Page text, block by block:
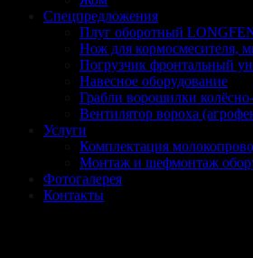
Спецпредложения
Плуг оборотный
Нож для кормосмесителя,
Погрузчик фронтальный
Навесное оборудование
Грабли ворошилки
Вентилятор вороха
Услуги
Комплектация
Монтаж и шефмонтаж
Фотогалерея
Контакты